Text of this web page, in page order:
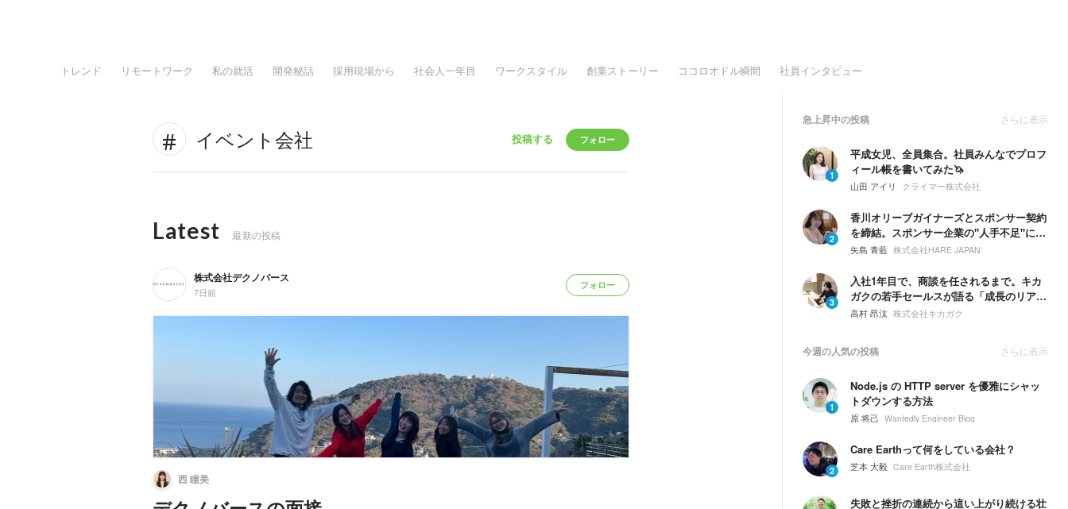
トレンド リモートワーク 私の就活 開発秘話 採用現場から 社会人一年目 ワークスタイル 創業ストーリー ココロオドル瞬間 社員インタビュー
イベント会社 投稿する フォロー
Latest 最新の投稿
株式会社デクノバース
7日前
フォロー
西 瞳美
急上昇中の投稿 さらに表示
1
平成女児、全員集合。社員みんなでプロフ
ィール帳を書いてみた🦄
山田 アイリ クライマー株式会社
2
香川オリーブガイナーズとスポンサー契約
を締結。スポンサー企業の"人手不足"に本
気で向き合う！
矢島 青藍 株式会社HARE JAPAN
3
入社1年目で、商談を任されるまで。キカ
ガクの若手セールスが語る「成長のリア
ル」
高村 昂汰 株式会社キカガク
今週の人気の投稿 さらに表示
1
Node.js の HTTP server を優雅にシャッ
トダウンする方法
原 将己 Wantedly Engineer Blog
2
Care Earthって何をしている会社？
芝本 大毅 Care Earth株式会社
失敗と挫折の連続から這い上がり続ける壮